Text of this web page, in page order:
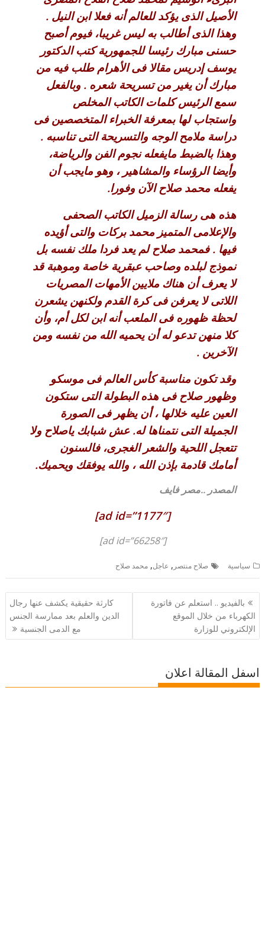
الأصيل الذى يؤكد للعالم أنه فعلا ابن النيل .
وهذا الذى أطالب به ليس غريبا، فيوم أصبح
حسنى مبارك رئيسا للجمهورية كتب الدكتور
يوسف إدريس مقالا فى الأهرام طلب فيه من
مبارك أن يغير من تسريحة شعره . وبالفعل
سمع الرئيس كلمات الكاتب المخلص
واستجاب لها بمعرفة الخبراء المتخصصين فى
دراسة ملامح الوجه والتسريحة التى تناسبه .
وهذا بالضبط مايفعله نجوم الفن والرياضة،
وأيضا الرؤساء والمشاهير ، وهو مايجب أن
يفعله محمد صلاح الآن وفورا.
هذه هى رسالة الزميل الكاتب الصحفى
والإعلامى المتميز محمد بركات والتى أؤيده
فيها . فمحمد صلاح لم يعد فردا ملك نفسه بل
نموذج لبلده وصاحب عبقرية خاصة وموهبة قد
لا يعرف أن هناك ملايين الأمهات المصريات
اللاتى لا يعرفن فى كرة القدم ولكنهن يشعرن
لحظة ظهوره فى الملعب أنه ابن لكل أم، وأن
كلا منهن تدعو له أن يحميه الله من نفسه ومن
الآخرين .
وقد تكون مناسبة كأس العالم فى موسكو
وظهور صلاح فى هذه البطولة التى ستكون
العين عليه خلالها ، أن يظهر فى الصورة
الجميلة التى نتمناها له. عش شبابك ياصلاح ولا
تتعجل اللحية والشعر الغجرى، فالسنون
أمامك قادمة بإذن الله ، والله يوفقك ويحميك.
المصدر ..مصر فايف
[ad id=”1177″]
[ad id=”66258″]
سياسية صلاح منتصر , عاجل,محمد صلاح
تصفّح
المقالات
بالفيديو .. استعلم عن فاتورة
الكهرباء من خلال الموقع
الإلكتروني للوزارة
كارثة حقيقية يكشف عنها رجال
الدين والعلم بعد ممارسة الجنس
مع الدمى الجنسية
اسفل المقالة اعلان